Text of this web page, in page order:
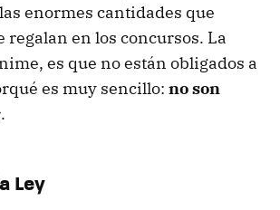
enormes cantidades que
regalan en los concursos. La
es que no están obligados a
es muy sencillo: no son
.
Ley